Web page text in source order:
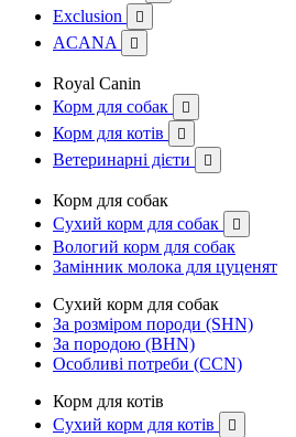
Exclusion 
ACANA 
Royal Canin
Корм для собак

Корм для котів 
Ветеринарні дієти 
Корм для собак
Сухий корм для собак

Вологий корм для собак
Замінник молока для цуценят
Сухий корм для собак
За розміром породи (SHN)
За породою (BHN)
Особливі потреби (CCN)
Корм для котів
Сухий корм для котів
